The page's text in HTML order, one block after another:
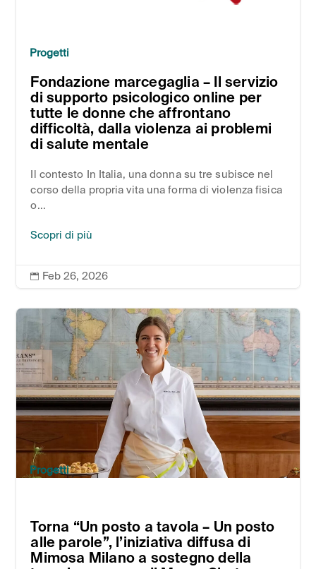
Progetti
Fondazione marcegaglia – Il servizio
di supporto psicologico online per
tutte le donne che affrontano
difficoltà, dalla violenza ai problemi
di salute mentale
Il contesto In Italia, una donna su tre subisce nel
corso della propria vita una forma di violenza fisica
o...
Scopri di più
 Feb 26, 2026
Progetti
Torna “Un posto a tavola – Un posto
alle parole”, l’iniziativa diffusa di
Mimosa Milano a sostegno della